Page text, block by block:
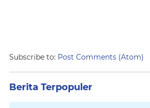
Subscribe to: Post Comments (Atom)
Berita Terpopuler